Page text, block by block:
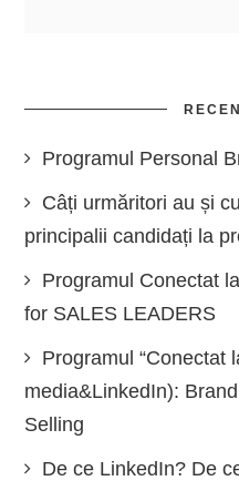
Programul Personal
Câți urmăritori au și
principalii candidați la
Programul Conectat
for SALES LEADERS
Programul “Conectat
media&LinkedIn):
Selling
De ce LinkedIn? De